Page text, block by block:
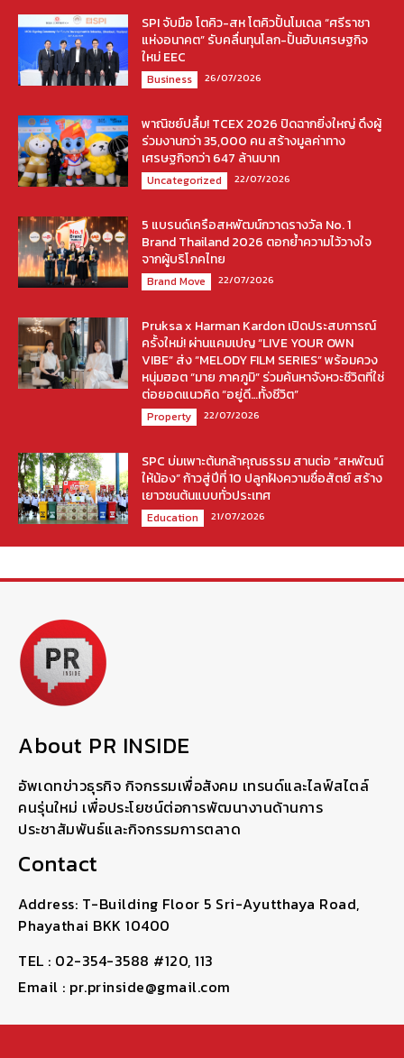
SPI จับมือ โตคิว-สห โตคิวปั้นโมเดล “ศรีราชา
แห่งอนาคต” รับคลื่นทุนโลก-ปั้นฮับเศรษฐกิจ
ใหม่ EEC
Business 26/07/2026
พาณิชย์ปลื้ม! TCEX 2026 ปิดฉากยิ่งใหญ่ ดึงผู้
ร่วมงานกว่า 35,000 คน สร้างมูลค่าทาง
เศรษฐกิจกว่า 647 ล้านบาท
Uncategorized 22/07/2026
5 แบรนด์เครือสหพัฒน์กวาดรางวัล No. 1
Brand Thailand 2026 ตอกย้ำความไว้วางใจ
จากผู้บริโภคไทย
Brand Move 22/07/2026
Pruksa x Harman Kardon เปิดประสบการณ์
ครั้งใหม่! ผ่านแคมเปญ “LIVE YOUR OWN
VIBE” ส่ง “MELODY FILM SERIES” พร้อมควง
หนุ่มฮอต “มาย ภาคภูมิ” ร่วมค้นหาจังหวะชีวิตที่ใช่
ต่อยอดแนวคิด “อยู่ดี…ทั้งชีวิต”
Property 22/07/2026
SPC บ่มเพาะต้นกล้าคุณธรรม สานต่อ “สหพัฒน์
ให้น้อง” ก้าวสู่ปีที่ 10 ปลูกฝังความซื่อสัตย์ สร้าง
เยาวชนต้นแบบทั่วประเทศ
Education 21/07/2026
About PR INSIDE
อัพเดทข่าวธุรกิจ กิจกรรมเพื่อสังคม เทรนด์และไลฟ์สไตล์
คนรุ่นใหม่ เพื่อประโยชน์ต่อการพัฒนางานด้านการ
ประชาสัมพันธ์และกิจกรรมการตลาด
Contact
Address: T-Building Floor 5 Sri-Ayutthaya Road,
Phayathai BKK 10400
TEL : 02-354-3588 #120, 113
Email : pr.prinside@gmail.com